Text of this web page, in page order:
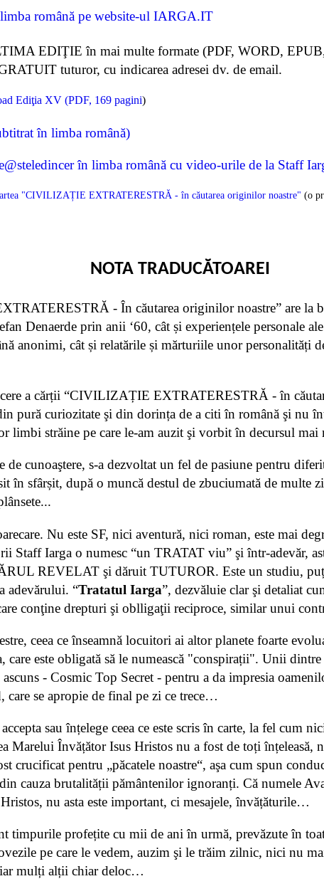
limba română pe website-ul IARGA.IT
EDIŢIE în mai multe formate (PDF, WORD,
tuturor, cu indicarea adresei dv. de email.
Ediţia XV (PDF, 169 pagini)
în limba română)
în limba română cu video-urile de la Staff
"CIVILIZAȚIE EXTRATERESTRĂ - în căutarea originilor noastre" (o
NOTA TRADUCĂTOAREI
- În căutarea originilor noastre” are la
Denaerde prin anii ‘60, cât și experiențele personale
anonimi, cât și relatările și mărturiile unor personalități
a cărții “CIVILIZAȚIE EXTRATERESTRĂ - în
pură curiozitate şi din dorința de a citi în română şi nu
limbi străine pe care le-am auzit şi vorbit în decursul mai
de cunoaştere, s-a dezvoltat un fel de pasiune pentru
în sfârșit, după o muncă destul de zbuciumată de multe
Nu este SF, nici aventură, nici roman, este mai
Staff Iarga o numesc “un TRATAT viu” şi într-adevăr,
REVELAT şi dăruit TUTUROR. Este un studiu,
adevărului. “Tratatul Iarga”, dezvăluie clar şi detaliat
conţine drepturi şi oblligaţii reciproce, similar unui
ceea ce înseamnă locuitori ai altor planete foarte
care este obligată să le numească "conspirații". Unii
ascuns - Cosmic Top Secret - pentru a da impresia
care se apropie de final pe zi ce trece…
sau înțelege ceea ce este scris în carte, la fel cum
Marelui Învățător Isus Hristos nu a fost de toți înțeleasă,
crucificat pentru „păcatele noastre“, aşa cum spun
cauza brutalității pământenilor ignoranți. Că numele
nu asta este important, ci mesajele, învățăturile…
timpurile profețite cu mii de ani în urmă, prevăzute în
pe care le vedem, auzim şi le trăim zilnic, nici nu
mulți alții chiar deloc…